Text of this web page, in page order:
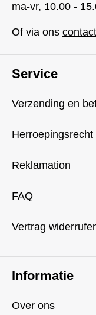
ma-vr, 10.00 -
Of via ons
Service
Verzending en
Herroepingsrecht
Reklamation
FAQ
Vertrag
Informatie
Over ons